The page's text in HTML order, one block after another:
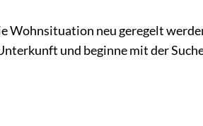
Wohnsituation neu geregelt
und beginne mit der